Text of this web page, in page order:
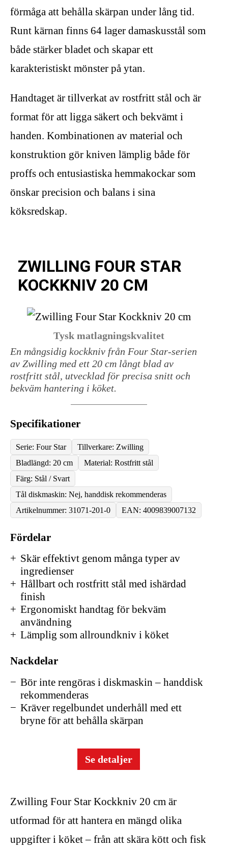
förmåga att behålla skärpan under lång tid.
Runt kärnan finns 64 lager damaskusstål som
både stärker bladet och skapar ett
karakteristiskt mönster på ytan.
Handtaget är tillverkat av rostfritt stål och är
format för att ligga säkert och bekvämt i
handen. Kombinationen av material och
konstruktion gör kniven lämplig både för
proffs och entusiastiska hemmakockar som
önskar precision och balans i sina
köksredskap.
Tysk matlagningskvalitet
ZWILLING FOUR STAR
KOCKKNIV 20 CM
En mångsidig kockkniv från Four Star-serien
av Zwilling med ett 20 cm långt blad av
rostfritt stål, utvecklad för precisa snitt och
bekväm hantering i köket.
Zwilling Four Star Kockkniv 20 cm är
utformad för att hantera en mängd olika
uppgifter i köket – från att skära kött och fisk
Fördelar
Skär effektivt genom många typer av
ingredienser
Hållbart och rostfritt stål med ishärdad
finish
Ergonomiskt handtag för bekväm
användning
Lämplig som allroundkniv i köket
Nackdelar
Bör inte rengöras i diskmaskin – handdisk
rekommenderas
Kräver regelbundet underhåll med ett
bryne för att behålla skärpan
Specifikationer
Serie: Four Star
Tillverkare: Zwilling
Bladlängd: 20 cm
Material: Rostfritt stål
Färg: Stål / Svart
Tål diskmaskin: Nej, handdisk rekommenderas
Artikelnummer: 31071-201-0
EAN: 4009839007132
Se detaljer